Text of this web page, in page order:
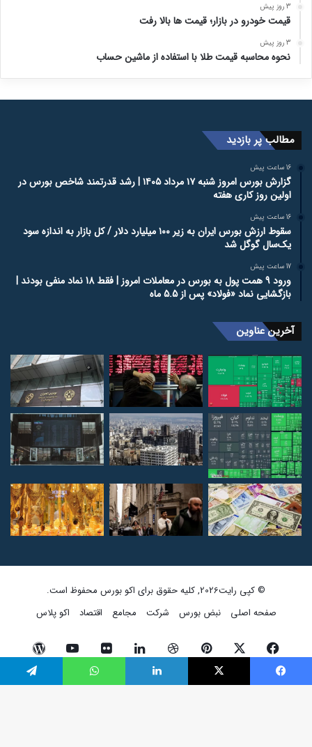
3 روز پیش
قیمت خودرو در بازار؛ قیمت ها بالا رفت
3 روز پیش
نحوه محاسبه قیمت طلا با استفاده از ماشین حساب
مطالب پر بازدید
16 ساعت پیش
گزارش بورس امروز شنبه ۱۷ مرداد ۱۴۰۵ | رشد قدرتمند شاخص بورس در
اولین روز کاری هفته
16 ساعت پیش
سقوط ارزش بورس ایران به زیر ۱۰۰ میلیارد دلار / کل بازار به اندازه سود
یک‌سال گوگل شد
17 ساعت پیش
ورود 9 همت پول به بورس در معاملات امروز | فقط 18 نماد منفی بودند |
بازگشایی نماد «فولاد» پس از 5.5 ماه
آخرین عناوین
© کپی رایت2026, کلیه حقوق برای اکو بورس محفوظ است.
صفحه اصلی
نبض بورس شرکت مجامع اقتصاد اکو پلاس
فیسبوک ایکس پینتریستدریبببل لینکداین تصاویر
فلیکر
یوتیوب
اینستاگرام
پی‌پالگوگل
فیسبوک ایکس لینکداین واتس آپ تلگرام